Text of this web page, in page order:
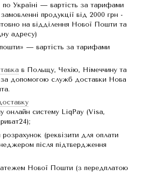
Україні — вартість за тарифами
продукції від 2000 грн -
на відділення Нової Пошти та
адресу)
— вартість за тарифами
в Польщу, Чехію, Німеччину та
за допомогою служб доставки Нова
онлайн систему LiqPay (Visa,
розрахунок (реквізити для оплати
після підтвердження
Нової Пошти (з передплатою